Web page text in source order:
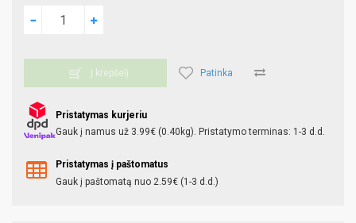
Į krepšelį Patinka
Pristatymas kurjeriu
Gauk į namus už 3.99€ (0.40kg). Pristatymo terminas: 1-3 d.d.
Pristatymas į paštomatus
Gauk į paštomatą nuo 2.59€ (1-3 d.d.)